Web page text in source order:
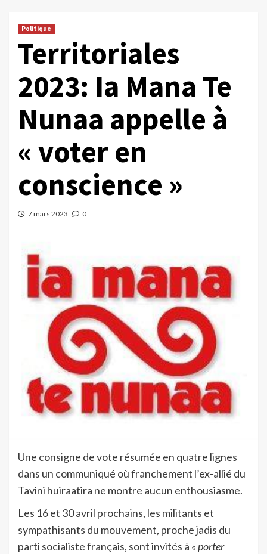
Politique
Territoriales
2023: Ia Mana Te
Nunaa appelle à
« voter en
conscience »
7 mars 2023 0
Une consigne de vote résumée en quatre lignes
dans un communiqué où franchement l’ex-allié du
Tavini huiraatira ne montre aucun enthousiasme.
Les 16 et 30 avril prochains, les militants et
sympathisants du mouvement, proche jadis du
parti socialiste français, sont invités à « porter